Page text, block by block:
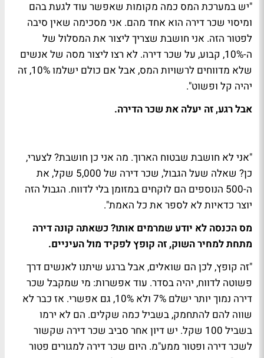
"יש במערכת המס כמה מקומות שאפשר עוד לגעת בהם
ומיסוי שכר דירה הוא אחד מהם. אני מסכימה שאין סיבה
לפטור הזה. אני חושבת שצריך ליצור את המסלול של
ה-10%, קבוע, על שכר דירה. לא רצו ליצור מסה של אנשים
שלא מדווחים לרשויות המס, אבל אם כולם ישלמו 10%, זה
יהיה קל ופשוט".
אבל רגע, זה יעלה את שכר הדירה.
"אני לא חושבת שבטוח הארוך. מה אני כן חושבת? לצערי,
כן? שאלה שעל הגבול, שכר דירה של 5,000 שקל, את
ה-500 הנוספים הם לוקחים במזומן בלי לדווח. הגבול הזה
יוצר כדאיות לא לספר את כל האמת".
מס הכנסה לא יודע שמרמים אותו? כשאתה קונה דירה
מתחת למחיר השוק, זה קופץ לפקיד מול העיניים.
"זה קופץ, לכן הם שואלים, אבל ברגע שיתנו לאנשים דרך
פשוטה לדווח, יהיה בסדר. עוד אפשרות: מי שמקבל שכר
דירה נמוך יותר ישלם 7% ולא 10%, גם אפשרי. אז כבר לא
שווה להם להתחמק, בשביל כמה שקלים. הם לא ירמו
בשביל 100 שקל. יש דיון אחר סביב שכר דירה שקשור
לשכר דירה ופטור ממע"מ. היום שכר דירה למגורים פטור